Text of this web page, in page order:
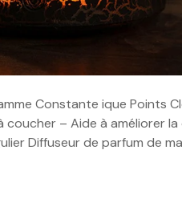
Constante ique Points
– Aide à améliorer la
Diffuseur de parfum de